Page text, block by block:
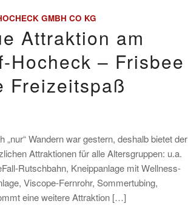
GMBH CO KG
Attraktion am
Hocheck – Frisbee
Freizeitspaß
Wandern war gestern, deshalb bietet der
Attraktionen für alle Altersgruppen: u.a.
Rutschbahn, Kneippanlage mit Wellness-
Viscope-Fernrohr, Sommertubing,
eine weitere Attraktion […]